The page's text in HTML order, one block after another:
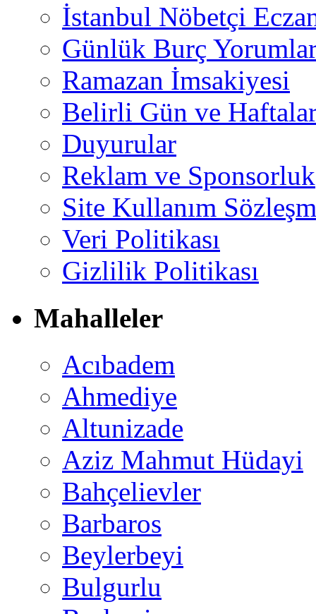
İstanbul Nöbetçi
Günlük Burç
Ramazan İmsakiyesi
Belirli Gün ve
Duyurular
Reklam ve Sponsorluk
Site Kullanım
Veri Politikası
Gizlilik Politikası
Mahalleler
Acıbadem
Ahmediye
Altunizade
Aziz Mahmut Hüdayi
Bahçelievler
Barbaros
Beylerbeyi
Bulgurlu